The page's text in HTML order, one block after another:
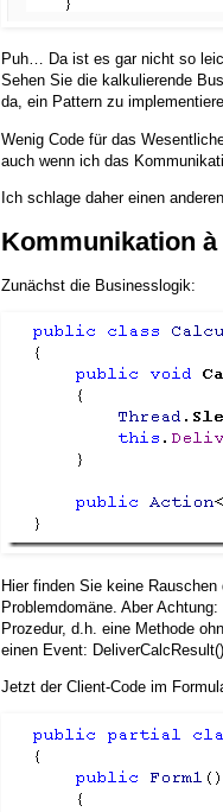
Puh… Da ist es gar nicht so
Sehen Sie die kalkulierende
da, ein Pattern zu
Wenig Code für das
auch wenn ich das
Ich schlage daher einen
Kommunikation
Zunächst die Businesslogik:
Hier finden Sie keine
Problemdomäne. Aber
Prozedur, d.h. eine Methode
einen Event:
Jetzt der Client-Code im